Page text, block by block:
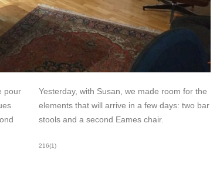
pour
Yesterday, with Susan, we made room for the
elements that will arrive in a few days: two bar
stools and a second Eames chair.
216(1)